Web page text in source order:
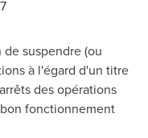
suspendre (ou
à l'égard d'un titre
des opérations
fonctionnement